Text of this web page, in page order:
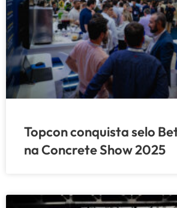
Topcon conquista selo
na Concrete Show 2025